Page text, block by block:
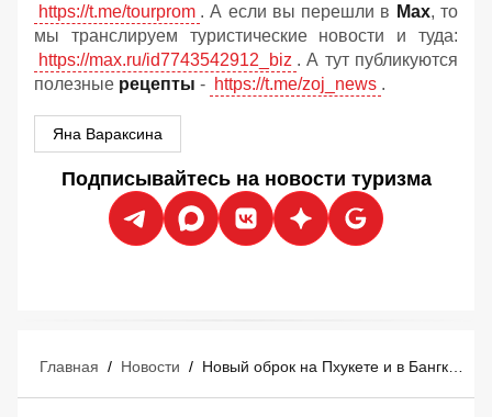
https://t.me/tourprom . А если вы перешли в Мах, то
мы транслируем туристические новости и туда:
https://max.ru/id7743542912_biz . А тут публикуются
полезные рецепты - https://t.me/zoj_news .
Яна Вараксина
Подписывайтесь на новости туризма
Главная / Новости /